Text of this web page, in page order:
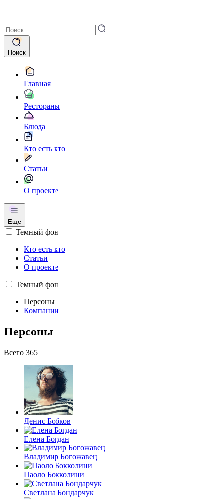
Поиск
Главная
Рестораны
Блюда
Кто есть кто
Статьи
О проекте
Еще
Темный фон
Кто есть кто
Статьи
О проекте
Темный фон
Персоны
Компании
Персоны
Всего 365
Денис Бобков
Елена Богдан
Владимир Богожавец
Паоло Бокколини
Светлана Бондарчук